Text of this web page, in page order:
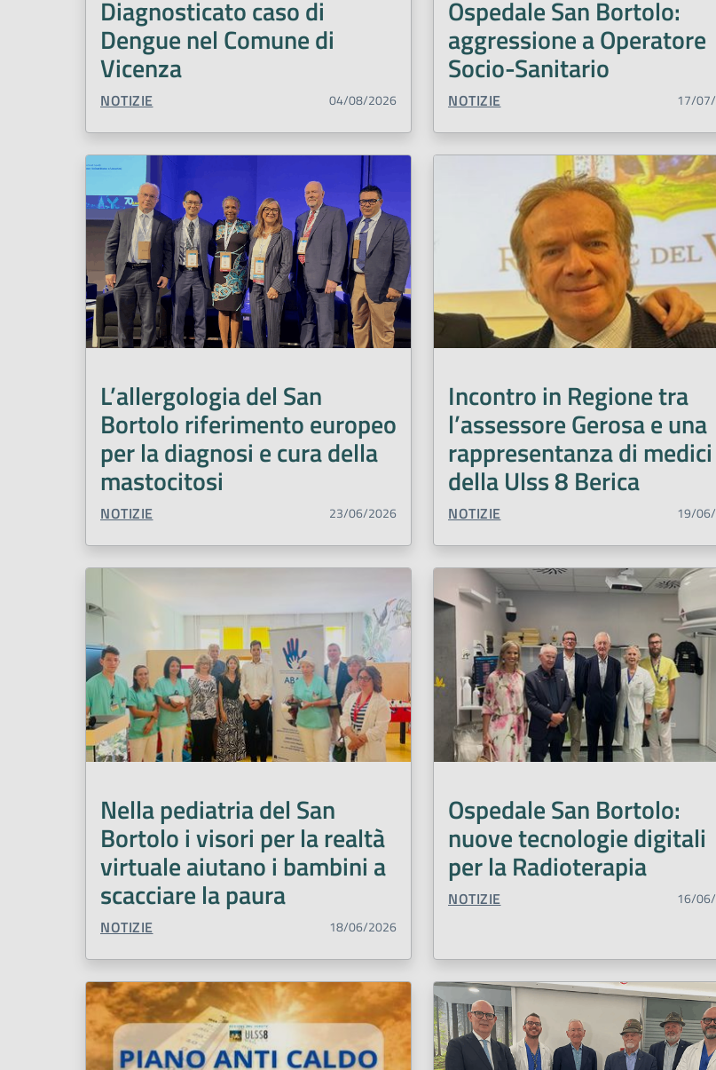
Punto prelievi
Riconoscimento
Testa collo
Diagnosticato caso di
Dengue nel Comune di
Vicenza
TIPO CONTENUTO:
NOTIZIE 04/08/2026
Ospedale San Bortolo:
aggressione a Operatore
Socio-Sanitario
TIPO CONTENUTO:
NOTIZIE 17/
L’allergologia del San
Bortolo riferimento europeo
per la diagnosi e cura della
mastocitosi
TIPO CONTENUTO:
NOTIZIE 23/06/2026
Incontro in Regione tra
l’assessore Gerosa e una
rappresentanza di medici
della Ulss 8 Berica
TIPO CONTENUTO:
NOTIZIE 19/
Nella pediatria del San
Bortolo i visori per la realtà
virtuale aiutano i bambini a
scacciare la paura
TIPO CONTENUTO:
NOTIZIE 18/06/2026
Ospedale San Bortolo:
nuove tecnologie digitali
per la Radioterapia
TIPO CONTENUTO:
NOTIZIE 16/